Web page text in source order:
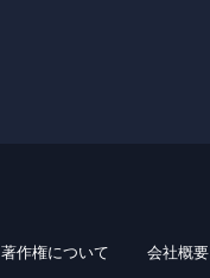
著作権について 会社概要